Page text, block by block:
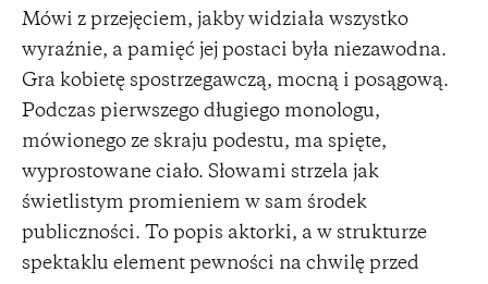
Mówi z przejęciem, jakby widziała wszystko
wyraźnie, a pamięć jej postaci była niezawodna.
Gra kobietę spostrzegawczą, mocną i posągową.
Podczas pierwszego długiego monologu,
mówionego ze skraju podestu, ma spięte,
wyprostowane ciało. Słowami strzela jak
świetlistym promieniem w sam środek
publiczności. To popis aktorki, a w strukturze
spektaklu element pewności na chwilę przed